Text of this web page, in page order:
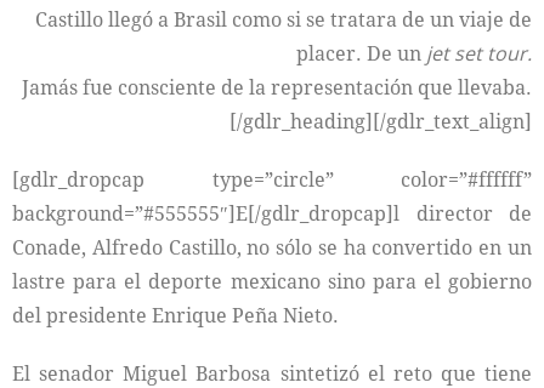
Castillo llegó a Brasil como si se tratara de un viaje de
placer. De un jet set tour.
Jamás fue consciente de la representación que llevaba.
[/gdlr_heading][/gdlr_text_align]
[gdlr_dropcap type=”circle” color=”#ffffff”
background=”#555555″]E[/gdlr_dropcap]l director de
Conade, Alfredo Castillo, no sólo se ha convertido en un
lastre para el deporte mexicano sino para el gobierno
del presidente Enrique Peña Nieto.
El senador Miguel Barbosa sintetizó el reto que tiene